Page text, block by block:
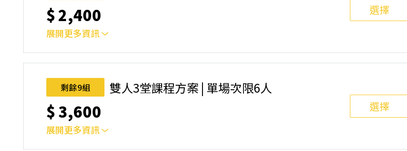
$2,400
展開更多資訊
選擇
｜雙人報名方案說明｜本課程採4人開班，6人滿班制。歡迎邀請親友一同報名參加，一起精進匹克球基
完成後，如因天候因素無法上課，僅提供課程延期選項，恕不退費，請參閱【報名與課程異動規則】。報
名後視為您已同意上述規則。
剩餘9組 雙人3堂課程方案 | 單場次限6人
$3,600
展開更多資訊
選擇